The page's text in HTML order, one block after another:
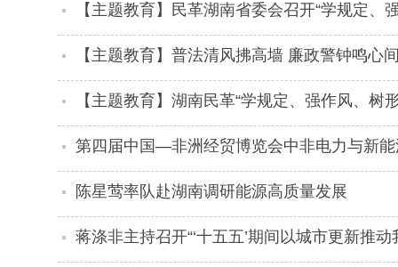
【主题教育】民革湖南省委会召开“学规定、
工作会议
【主题教育】普法清风拂高墙 廉政警钟鸣
法厅共筑法治与清廉防线
【主题教育】湖南民革“学规定、强作风、树
第四届中国—非洲经贸博览会中非电力与新
举行
陈星莺率队赴湖南调研能源高质量发展
蒋涤非主持召开“‘十五五’期间以城市更新推